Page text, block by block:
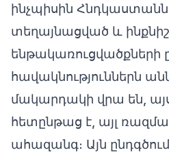
ինչպիսին Հնդկաստանն
տեղայնացված և
ենթակառուցվածքների
հավակնություններն
մակարդակի վրա են,
հետընթաց է, այլ
ահազանգ։ Այն